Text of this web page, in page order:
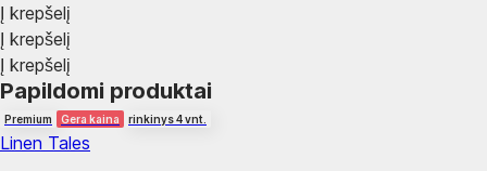
Į krepšelį
Į krepšelį
Į krepšelį
Papildomi produktai
Premium Gera kaina rinkinys 4 vnt.
Linen Tales